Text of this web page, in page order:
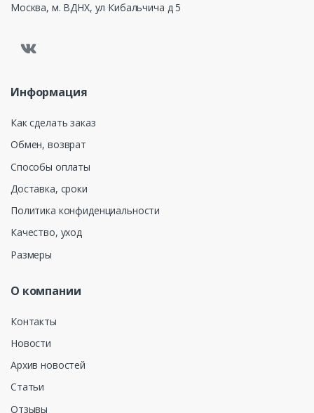
Москва, м. ВДНХ, ул Кибальчича д 5
Информация
Как сделать заказ
Обмен, возврат
Способы оплаты
Доставка, сроки
Политика конфиденциальности
Качество, уход
Размеры
О компании
Контакты
Новости
Архив новостей
Статьи
Отзывы